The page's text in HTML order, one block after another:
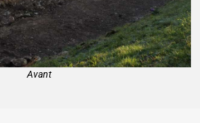
Avant